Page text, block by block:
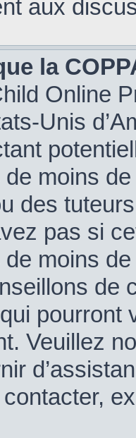
aux
la
Online
Unis
moins
des
pas si
moins
de
pourront
Veuillez
contacter,